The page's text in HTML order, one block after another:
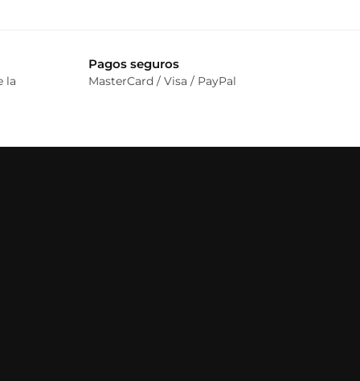
la
Pagos seguros
MasterCard / Visa / PayPal